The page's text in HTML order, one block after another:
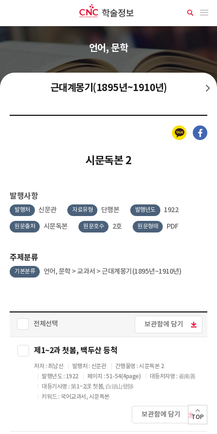
메뉴 열기
상
세
언어, 문학
근대계몽기(1895년~1910년) 일제강점기 일본 본토 국어교과서 (1910년~1945년)
카카오톡 페이스북
시문독본 2
발행사항
발행처 신문관 자료유형 단행본 발행년도 1922
원문출처 시문독본 원문호수 2호 원문형태 PDF
주제분류
기본분류 언어, 문학 > 교과서 > 근대계몽기(1895년~1910년)
전체선택 보관함에 담기
제1~2과 첫봄, 백두산 등척
저자 : 최남선 발행처 : 신문관
간행물명 : 시문독본 2
발행년도 : 1922
페이지 : 51-54(4page)
대등저자명 : 崔南善
대등기사명 : 第1~2課 첫봄, 白頭山登陟
키워드 : 국어교과서, 시문독본
보관함에 담기 TOP